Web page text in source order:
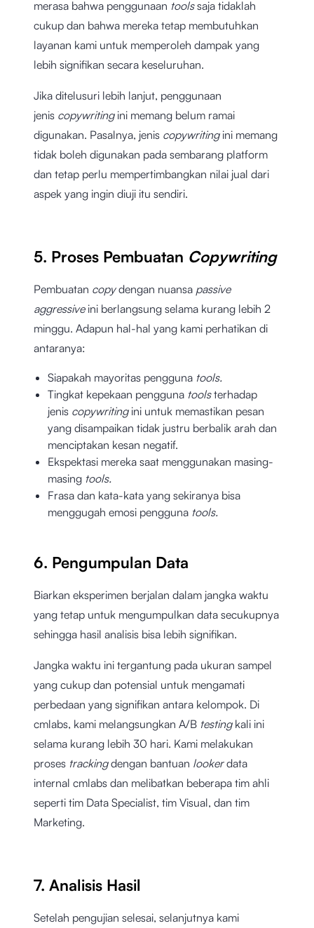
merasa bahwa penggunaan toolssaja tidaklah
cukup dan bahwa mereka tetap membutuhkan
layanan kami untuk memperoleh dampak yang
lebih signifikan secara keseluruhan.
Jika ditelusuri lebih lanjut, penggunaan
jenis copywriting ini memang belum ramai
digunakan. Pasalnya, jenis copywriting ini memang
tidak boleh digunakan pada sembarang platform
dan tetap perlu mempertimbangkan nilai jual dari
aspek yang ingin diuji itu sendiri.
5. Proses Pembuatan Copywriting
Pembuatan copydengan nuansa passive
aggressive ini berlangsung selama kurang lebih 2
minggu. Adapun hal-hal yang kami perhatikan di
antaranya:
Siapakah mayoritas pengguna tools.
Tingkat kepekaan pengguna toolsterhadap
jenis copywriting ini untuk memastikan pesan
yang disampaikan tidak justru berbalik arah dan
menciptakan kesan negatif.
Ekspektasi mereka saat menggunakan masing-
masing tools.
Frasa dan kata-kata yang sekiranya bisa
menggugah emosi pengguna tools.
6. Pengumpulan Data
Biarkan eksperimen berjalan dalam jangka waktu
yang tetap untuk mengumpulkan data secukupnya
sehingga hasil analisis bisa lebih signifikan.
Jangka waktu ini tergantung pada ukuran sampel
yang cukup dan potensial untuk mengamati
perbedaan yang signifikan antara kelompok. Di
cmlabs, kami melangsungkan A/B testing kali ini
selama kurang lebih 30 hari. Kami melakukan
proses trackingdengan bantuan lookerdata
internal cmlabs dan melibatkan beberapa tim ahli
seperti tim Data Specialist, tim Visual, dan tim
Marketing.
7. Analisis Hasil
Setelah pengujian selesai, selanjutnya kami